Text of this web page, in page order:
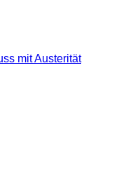
mit Austerität